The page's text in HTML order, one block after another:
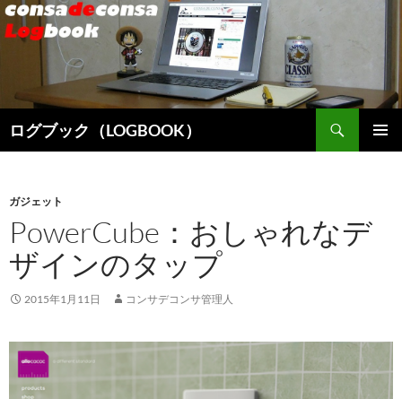
ログブック（LOGBOOK）
索
ン
ツ
へ
ス
キ
ッ
ガジェット
PowerCube：おしゃれなデ
ザインのタップ
2015年1月11日 コンサデコンサ管理人